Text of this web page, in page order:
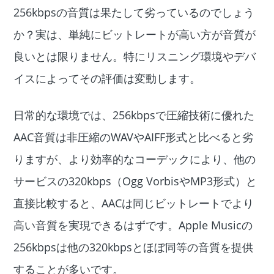
256kbpsの音質は果たして劣っているのでしょう
か？実は、単純にビットレートが高い方が音質が
良いとは限りません。特にリスニング環境やデバ
イスによってその評価は変動します。
日常的な環境では、256kbpsで圧縮技術に優れた
AAC音質は非圧縮のWAVやAIFF形式と比べると劣
りますが、より効率的なコーデックにより、他の
サービスの320kbps（Ogg VorbisやMP3形式）と
直接比較すると、AACは同じビットレートでより
高い音質を実現できるはずです。Apple Musicの
256kbpsは他の320kbpsとほぼ同等の音質を提供
することが多いです。